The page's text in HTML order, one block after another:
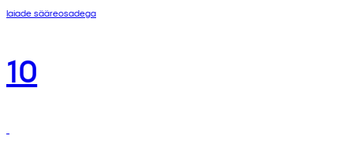
laiade sääreosadega
10